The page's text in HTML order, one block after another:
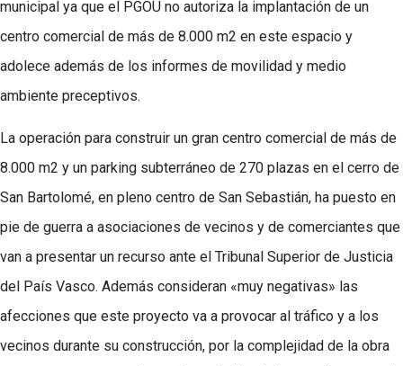
municipal ya que el PGOU no autoriza la implantación de un
centro comercial de más de 8.000 m2 en este espacio y
adolece además de los informes de movilidad y medio
ambiente preceptivos.
La operación para construir un gran centro comercial de más de
8.000 m2 y un parking subterráneo de 270 plazas en el cerro de
San Bartolomé, en pleno centro de San Sebastián, ha puesto en
pie de guerra a asociaciones de vecinos y de comerciantes que
van a presentar un recurso ante el Tribunal Superior de Justicia
del País Vasco. Además consideran «muy negativas» las
afecciones que este proyecto va a provocar al tráfico y a los
vecinos durante su construcción, por la complejidad de la obra